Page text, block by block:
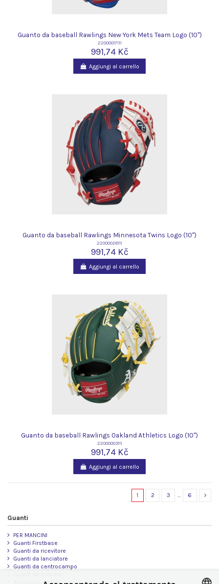
Guanto da baseball Rawlings New York Mets Team Logo (10")
22000017111
991,74 Kč
Aggiungi al carrello
Guanto da baseball Rawlings Minnesota Twins Logo (10")
22000028111
991,74 Kč
Aggiungi al carrello
Guanto da baseball Rawlings Oakland Athletics Logo (10")
22000003111
991,74 Kč
Aggiungi al carrello
1 2 3 … 6
Guanti
PER MANCINI
Guanti Firstbase
Guanti da ricevitore
Guanti da lanciatore
Guanti da centrocampo
Accessori Guanti